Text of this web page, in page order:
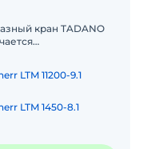
кран TADANO
LTM 11200-9.1
LTM 1450-8.1